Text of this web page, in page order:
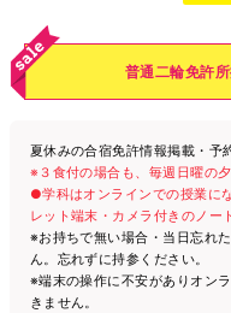
普通二輪免許
夏休みの合宿免許情報掲載・予
※３食付の場合も、毎週日曜の
●学科はオンラインでの授業に
レット端末・カメラ付きのノー
※お持ちで無い場合・当日忘れ
ん。忘れずに持参ください。
※端末の操作に不安がありオン
きません。